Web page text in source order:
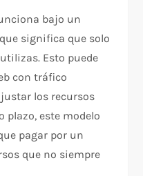
bajo un
significa que solo
Esto puede
con tráfico
los recursos
plazo, este modelo
pagar por un
que no siempre